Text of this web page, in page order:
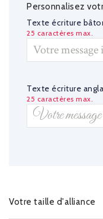
Personnalisez
Texte écriture
25 caractères max.
Texte écriture
25 caractères max.
Votre taille d'alliance